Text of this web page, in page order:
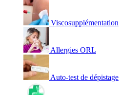
Viscosupplémentation
Allergies ORL
Auto-test de dépistage